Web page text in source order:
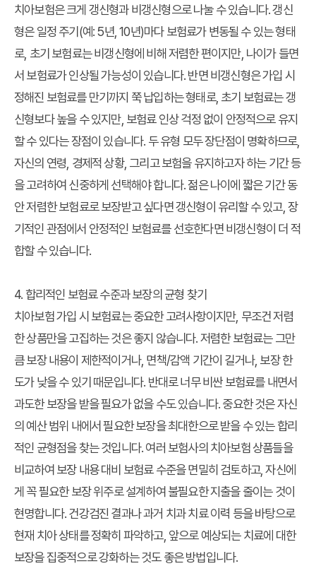
치아보험은 크게 갱신형과 비갱신형으로 나눌 수 있습니다. 갱신
형은 일정 주기(예: 5년, 10년)마다 보험료가 변동될 수 있는 형태
로, 초기 보험료는 비갱신형에 비해 저렴한 편이지만, 나이가 들면
서 보험료가 인상될 가능성이 있습니다. 반면 비갱신형은 가입 시
정해진 보험료를 만기까지 쭉 납입하는 형태로, 초기 보험료는 갱
신형보다 높을 수 있지만, 보험료 인상 걱정 없이 안정적으로 유지
할 수 있다는 장점이 있습니다. 두 유형 모두 장단점이 명확하므로,
자신의 연령, 경제적 상황, 그리고 보험을 유지하고자 하는 기간 등
을 고려하여 신중하게 선택해야 합니다. 젊은 나이에 짧은 기간 동
안 저렴한 보험료로 보장받고 싶다면 갱신형이 유리할 수 있고, 장
기적인 관점에서 안정적인 보험료를 선호한다면 비갱신형이 더 적
합할 수 있습니다.
4. 합리적인 보험료 수준과 보장의 균형 찾기
치아보험 가입 시 보험료는 중요한 고려사항이지만, 무조건 저렴
한 상품만을 고집하는 것은 좋지 않습니다. 저렴한 보험료는 그만
큼 보장 내용이 제한적이거나, 면책/감액 기간이 길거나, 보장 한
도가 낮을 수 있기 때문입니다. 반대로 너무 비싼 보험료를 내면서
과도한 보장을 받을 필요가 없을 수도 있습니다. 중요한 것은 자신
의 예산 범위 내에서 필요한 보장을 최대한으로 받을 수 있는 합리
적인 균형점을 찾는 것입니다. 여러 보험사의 치아보험 상품들을
비교하여 보장 내용 대비 보험료 수준을 면밀히 검토하고, 자신에
게 꼭 필요한 보장 위주로 설계하여 불필요한 지출을 줄이는 것이
현명합니다. 건강검진 결과나 과거 치과 치료 이력 등을 바탕으로
현재 치아 상태를 정확히 파악하고, 앞으로 예상되는 치료에 대한
보장을 집중적으로 강화하는 것도 좋은 방법입니다.